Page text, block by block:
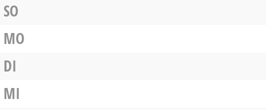
SO
MO
DI
MI